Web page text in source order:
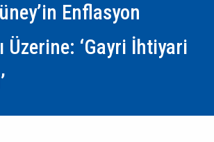
Enflasyon
Üzerine: ‘Gayri İhtiyari